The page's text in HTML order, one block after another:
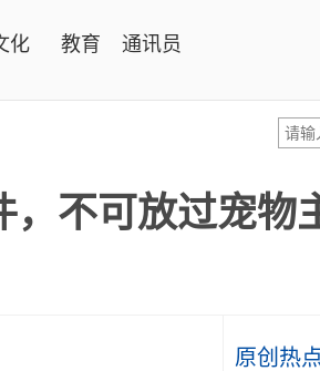
化 教育 通讯员
，不可放过宠物
原创热